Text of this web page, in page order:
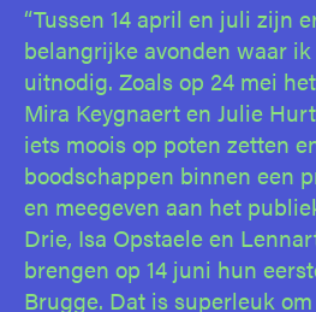
“Tussen 14 april en juli zijn
belangrijke avonden waar
uitnodig. Zoals op 24 mei
Mira Keygnaert en Julie
iets moois op poten zetten
boodschappen binnen een
en meegeven aan het
Drie, Isa Opstaele en
brengen op 14 juni hun
Brugge. Dat is superleuk